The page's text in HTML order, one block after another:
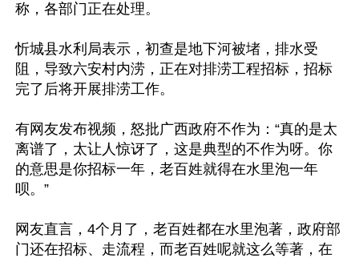
称，各部门正在处理。
忻城县水利局表示，初查是地下河被堵，排水受
阻，导致六安村内涝，正在对排涝工程招标，招标
完了后将开展排涝工作。
有网友发布视频，怒批广西政府不作为：“真的是太
离谱了，太让人惊讶了，这是典型的不作为呀。你
的意思是你招标一年，老百姓就得在水里泡一年
呗。”
网友直言，4个月了，老百姓都在水里泡著，政府部
门还在招标、走流程，而老百姓呢就这么等著，在